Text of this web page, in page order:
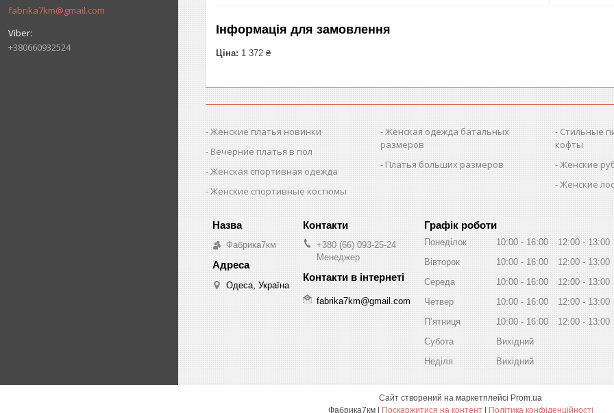
fabrika7km@gmail.com
+380660932524
Інформація для замовлення
Ціна: 1 372 ₴
Женские платья новинки
Вечерние платья в пол
Женская спортивная одежда
Женские спортивные костюмы
Женская одежда батальных
размеров
Платья больших размеров
Стильные
кофты
Женские
Женские
Фабрика7км
Одеса, Україна
+380 (66) 093-25-24
Менеджер
fabrika7km@gmail.com
Графік роботи
Понеділок 10:00 16:00 12:00
13:00
Вівторок
10:00 16:00 12:00
13:00
Середа
10:00 16:00 12:00
13:00
Четвер
10:00 16:00 12:00
13:00
Пʼятниця
10:00 16:00 12:00
13:00
Субота
Вихідний
Неділя
Вихідний
Сайт створений на маркетплейсі Prom.ua
Поскаржитися на контент Політика конфіденційності